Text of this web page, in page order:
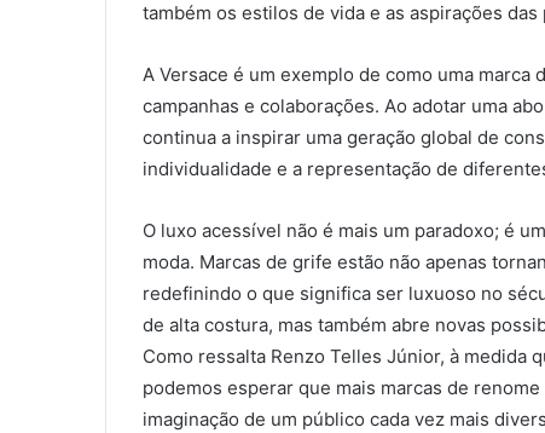
também os estilos de vida e as aspirações das
A Versace é um exemplo de como uma
campanhas e colaborações. Ao adotar uma
continua a inspirar uma geração global de
individualidade e a representação de
O luxo acessível não é mais um paradoxo; é
moda. Marcas de grife estão não apenas
redefinindo o que significa ser luxuoso no
de alta costura, mas também abre novas
Como ressalta Renzo Telles Júnior, à medida
podemos esperar que mais marcas de
imaginação de um público cada vez mais